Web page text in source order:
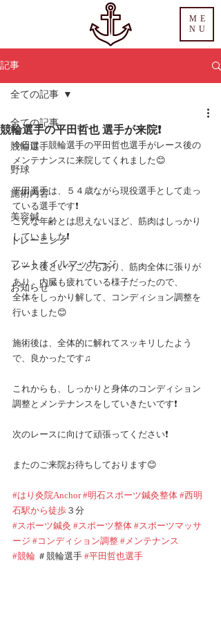
ME
NU
記事
全ての記事
競輪選手
野球
施術内容
美容鍼
トレーニング
フットオイルマッサージ
お知らせ
全ての記事
競輪選手の平田哲也 選手が来院❗️
今日は、競輪選手の平田哲也選手がレース後の
メンテナンスに来院してくれました😊
平田選手は、５４歳ながら現役選手として走っ
ている選手です❗️
こんな年齢とは思えないほど、筋肉はしっかり
していました❗️
レース後ということもあり、筋肉全体に張りが
あり、内臓も疲れている様子だったので、
全体をしっかり解して、コンディション調整を
行いました😊
施術後は、全体的に解れてスッキリしたよう
で、良かったです♫
これからも、しっかりと身体のコンディション
調整とメンテナンスをしていきたいです❗️
次のレースに向けて頑張ってください❗️
またのご来院お待ちしております😊
#はり灸院Anchor #明石スポーツ鍼灸整体 #西明
石駅から徒歩 ３分
#スポーツ鍼灸 #スポーツ整体 #スポーツマッサ
ージ #コンディション調整 #メンテナンス
#競輪 ＃競輪選手 #平田哲也選手